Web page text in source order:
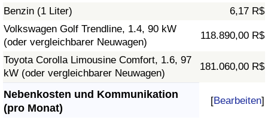
Benzin (1 Liter)
6,17 R$
Volkswagen Golf Trendline, 1.4, 90 kW
(oder vergleichbarer Neuwagen)
118.890,00 R$
Toyota Corolla Limousine Comfort, 1.6, 97
kW (oder vergleichbarer Neuwagen)
181.060,00 R$
Nebenkosten und Kommunikation
(pro Monat)
[Bearbeiten]